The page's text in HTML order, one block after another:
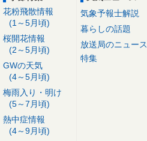
花粉飛散情報
(1～5月頃)
桜開花情報
(2～5月頃)
GWの天気
(4～5月頃)
梅雨入り・明け
(5～7月頃)
熱中症情報
(4～9月頃)
気象予報士解説
暮らしの話題
放送局のニュース
特集